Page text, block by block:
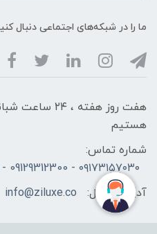
ما را در شبکه‌های اجتماعی دنبال
هفت روز هفته ،
هستیم
شماره تماس:
۰۹۱۷۳۱۵۷۰۳۰ - 09129312300 - 07137742255
آدرس ایمیل:
info@ziluxe.co